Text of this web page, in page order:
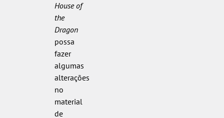
House of
the
Dragon
possa
fazer
algumas
alterações
no
material
de